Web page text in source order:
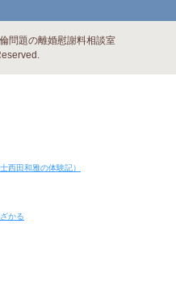
問題の離婚慰謝料相談室
西田和雅の体験記）
かる